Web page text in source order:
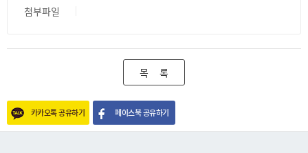
첨부파일
카카오톡 공유하기 페이스북 공유하기
목 록